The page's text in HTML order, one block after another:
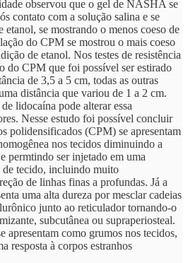
observou que o gel de NASHA se
contato com a solução salina e se
se mostrando o menos coeso de
do CPM se mostrou o mais coeso
de etanol. Nos testes de resistência
do CPM que foi possível ser estirado
de 3,5 a 5 cm, todas as outras
distância que variou de 1 a 2 cm.
lidocaína pode alterar essa
Nesse estudo foi possível concluir
polidensificados (CPM) se apresentam
nos tecidos diminuindo a
permtindo ser injetado em uma
de tecido, incluindo muito
de linhas finas a profundas. Já a
uma alta dureza por mesclar cadeias
junto ao reticulador tornando-o
subcutânea ou supraperiosteal.
apresentam como grumos nos tecidos,
resposta à corpos estranhos